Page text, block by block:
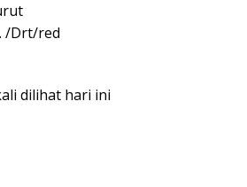
/Drt/red
dilihat hari ini